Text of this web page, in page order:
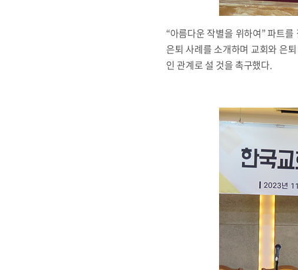
“아름다운 작별을 위하여” 파트
은퇴 사례를 소개하며 교회와 은
인 관계로 설 것을 촉구했다.